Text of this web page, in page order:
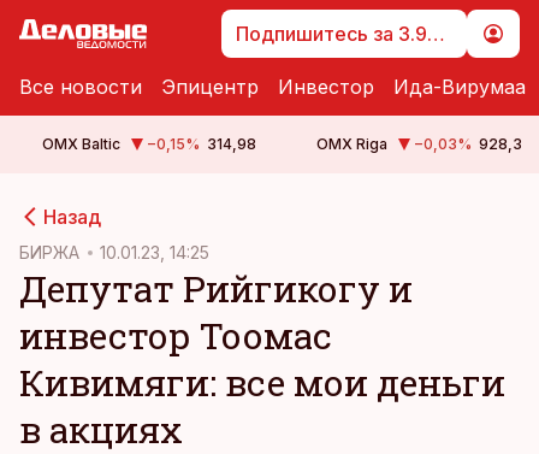
Подпишитесь за 3.99 €
Все новости Эпицентр Инвестор Ида-Вирумаа
OMX Baltic −0,15% 314,98 OMX Riga −0,03% 928,3
Назад
БИРЖА 10.01.23, 14:25
Депутат Рийгикогу и
инвестор Тоомас
Кивимяги: все мои деньги
в акциях